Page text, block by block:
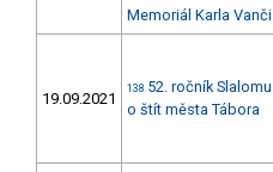
Memoriál Karla Vanči
19.09.2021
138 52. ročník Slalomu
o štít města Tábora